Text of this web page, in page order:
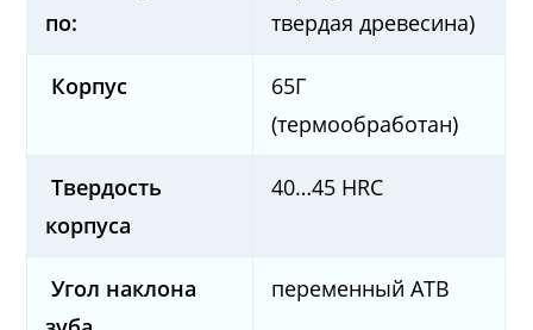
по:
твердая древесина)
Корпус
65Г
(термообработан)
Твердость
корпуса
40…45 HRC
Угол наклона
переменный ATB